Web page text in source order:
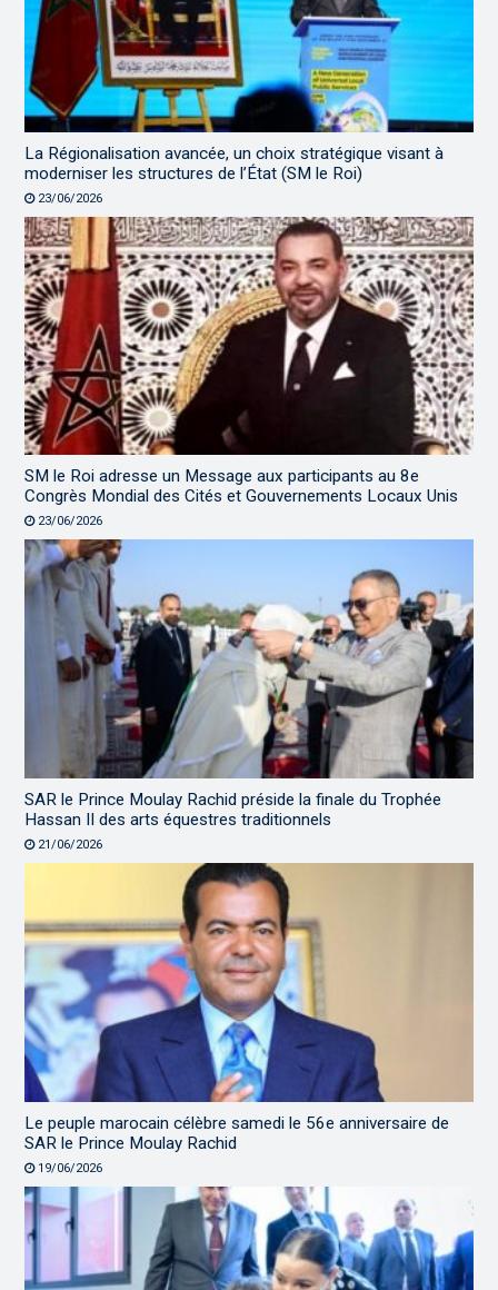
La Régionalisation avancée, un choix stratégique visant à
moderniser les structures de l’État (SM le Roi)
23/06/2026
SM le Roi adresse un Message aux participants au 8e
Congrès Mondial des Cités et Gouvernements Locaux Unis
23/06/2026
SAR le Prince Moulay Rachid préside la finale du Trophée
Hassan II des arts équestres traditionnels
21/06/2026
Le peuple marocain célèbre samedi le 56e anniversaire de
SAR le Prince Moulay Rachid
19/06/2026